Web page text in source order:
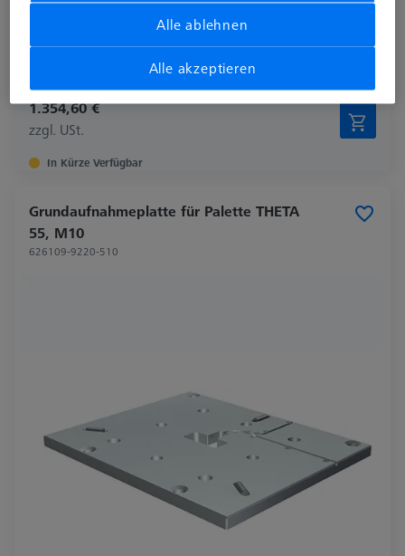
Befestigen
1.354,60 €
zzgl. USt.
In Kürze Verfügbar
Grundaufnahmeplatte für Palette THETA
55, M10
626109-9220-510
Alle ablehnen
Alle akzeptieren